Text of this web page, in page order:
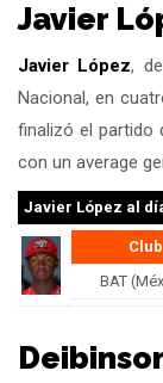
Javier
Javier López,
Nacional, en
finalizó el partido
con un average
Javier López al
Club
BAT